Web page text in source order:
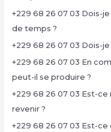
+229 68 26 07 03 Dois-
de temps ?
+229 68 26 07 03 Dois-
+229 68 26 07 03 En
peut-il se produire ?
+229 68 26 07 03 Est-ce
revenir ?
+229 68 26 07 03 Est-ce